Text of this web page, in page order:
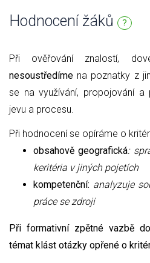
Hodnocení žáků ?
Při ověřování znalostí,
nesoustředíme na poznatky z
se na využívání, propojování a
jevu a procesu.
Při hodnocení se opíráme o
obsahově geografická:
keritéria v jiných pojetích
kompetenční: analyzuje
práce se zdroji
Při formativní zpětné vazbě
témat klást otázky opřené o